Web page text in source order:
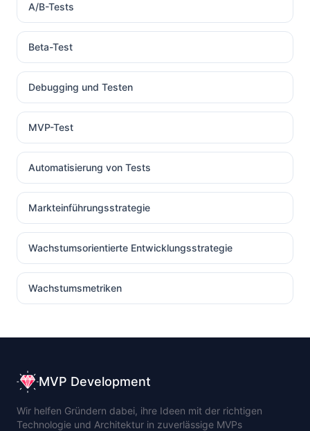
A/B-Tests
Beta-Test
Debugging und Testen
MVP-Test
Automatisierung von Tests
Markteinführungsstrategie
Wachstumsorientierte Entwicklungsstrategie
Wachstumsmetriken
MVP Development
Wir helfen Gründern dabei, ihre Ideen mit der richtigen
Technologie und Architektur in zuverlässige MVPs